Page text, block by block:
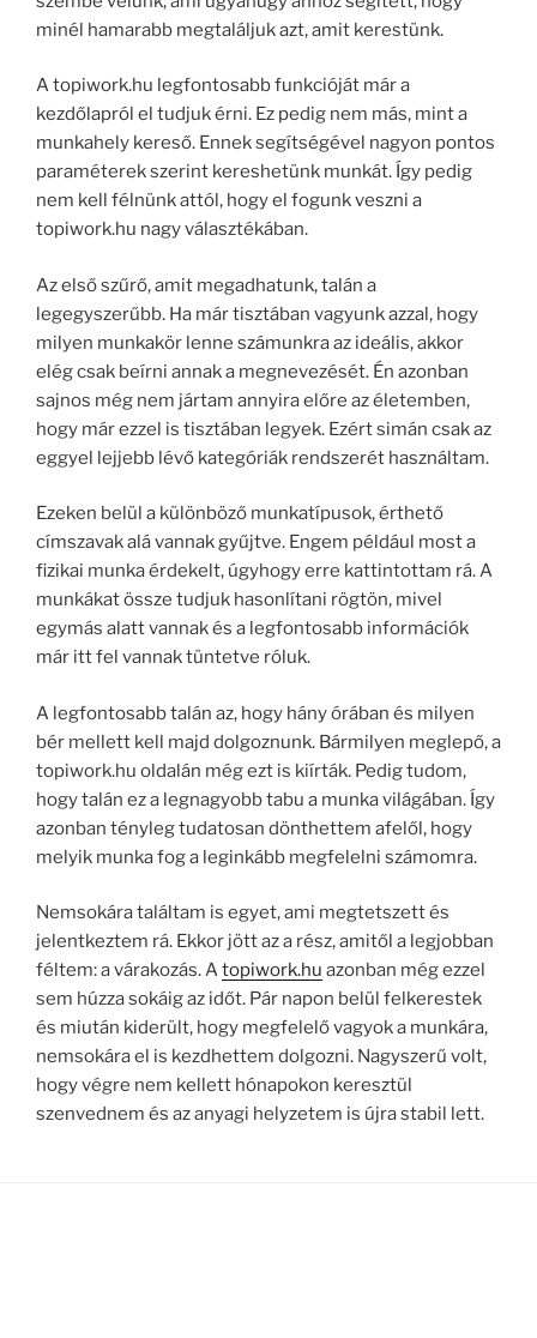
minél hamarabb megtaláljuk azt, amit kerestünk.
A topiwork.hu legfontosabb funkcióját már a
kezdőlapról el tudjuk érni. Ez pedig nem más, mint a
munkahely kereső. Ennek segítségével nagyon pontos
paraméterek szerint kereshetünk munkát. Így pedig
nem kell félnünk attól, hogy el fogunk veszni a
topiwork.hu nagy választékában.
Az első szűrő, amit megadhatunk, talán a
legegyszerűbb. Ha már tisztában vagyunk azzal, hogy
milyen munkakör lenne számunkra az ideális, akkor
elég csak beírni annak a megnevezését. Én azonban
sajnos még nem jártam annyira előre az életemben,
hogy már ezzel is tisztában legyek. Ezért simán csak az
eggyel lejjebb lévő kategóriák rendszerét használtam.
Ezeken belül a különböző munkatípusok, érthető
címszavak alá vannak gyűjtve. Engem például most a
fizikai munka érdekelt, úgyhogy erre kattintottam rá. A
munkákat össze tudjuk hasonlítani rögtön, mivel
egymás alatt vannak és a legfontosabb információk
már itt fel vannak tüntetve róluk.
A legfontosabb talán az, hogy hány órában és milyen
bér mellett kell majd dolgoznunk. Bármilyen meglepő, a
topiwork.hu oldalán még ezt is kiírták. Pedig tudom,
hogy talán ez a legnagyobb tabu a munka világában. Így
azonban tényleg tudatosan dönthettem afelől, hogy
melyik munka fog a leginkább megfelelni számomra.
Nemsokára találtam is egyet, ami megtetszett és
jelentkeztem rá. Ekkor jött az a rész, amitől a legjobban
féltem: a várakozás. Atopiwork.hu azonban még ezzel
sem húzza sokáig az időt. Pár napon belül felkerestek
és miután kiderült, hogy megfelelő vagyok a munkára,
nemsokára el is kezdhettem dolgozni. Nagyszerű volt,
hogy végre nem kellett hónapokon keresztül
szenvednem és az anyagi helyzetem is újra stabil lett.